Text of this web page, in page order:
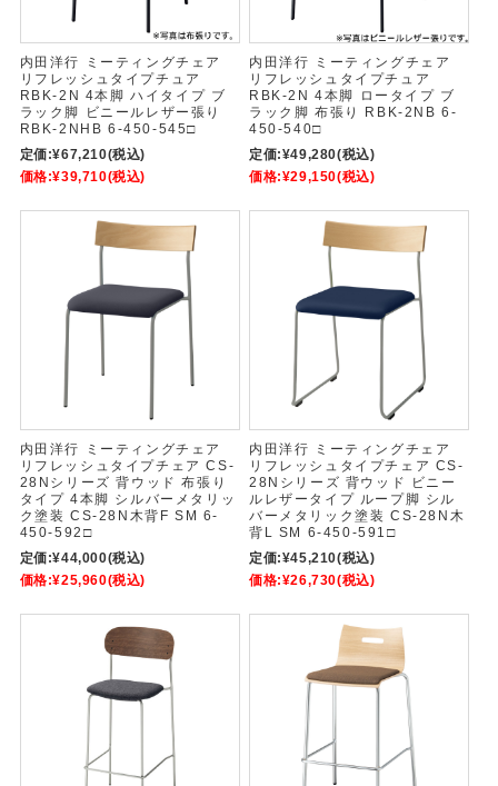
内田洋行 ミーティングチェア
リフレッシュタイプチュア
RBK-2N 4本脚 ハイタイプ ブ
ラック脚 ビニールレザー張り
RBK-2NHB 6-450-545□
定価:¥67,210(税込)
価格:¥39,710(税込)
内田洋行 ミーティングチェア
リフレッシュタイプチュア
RBK-2N 4本脚 ロータイプ ブ
ラック脚 布張り RBK-2NB 6-
450-540□
定価:¥49,280(税込)
価格:¥29,150(税込)
内田洋行 ミーティングチェア
リフレッシュタイプチェア CS-
28Nシリーズ 背ウッド 布張り
タイプ 4本脚 シルバーメタリッ
ク塗装 CS-28N木背F SM 6-
450-592□
定価:¥44,000(税込)
価格:¥25,960(税込)
内田洋行 ミーティングチェア
リフレッシュタイプチェア CS-
28Nシリーズ 背ウッド ビニー
ルレザータイプ ループ脚 シル
バーメタリック塗装 CS-28N木
背L SM 6-450-591□
定価:¥45,210(税込)
価格:¥26,730(税込)